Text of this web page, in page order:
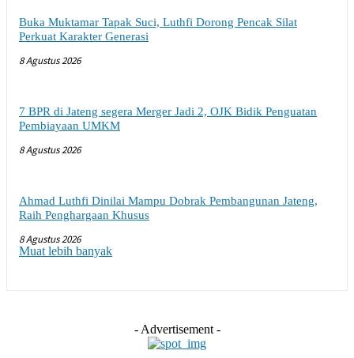
Buka Muktamar Tapak Suci, Luthfi Dorong Pencak Silat
Perkuat Karakter Generasi
8 Agustus 2026
7 BPR di Jateng segera Merger Jadi 2, OJK Bidik Penguatan
Pembiayaan UMKM
8 Agustus 2026
Ahmad Luthfi Dinilai Mampu Dobrak Pembangunan Jateng,
Raih Penghargaan Khusus
8 Agustus 2026
Muat lebih banyak
- Advertisement -